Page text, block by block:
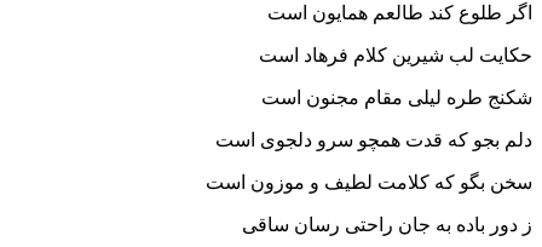
اگر طلوع کند طالعم همایون است
حکایت لب شیرین کلام فرهاد است
شکنج طره لیلی مقام مجنون است
دلم بجو که قدت همچو سرو دلجوی است
سخن بگو که کلامت لطیف و موزون است
ز دور باده به جان راحتی رسان ساقی